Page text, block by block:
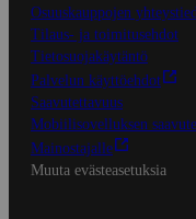
Osuuskauppojen
Tilaus- ja toimitusehdot
Tietosuojakäytäntö
Palvelun käyttöehdot
Saavutettavuus
Mobiilisovelluksen
Mainostajalle
Muuta evästeasetuksia